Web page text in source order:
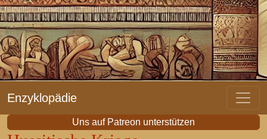
Enzyklopädie
Uns auf Patreon unterstützen